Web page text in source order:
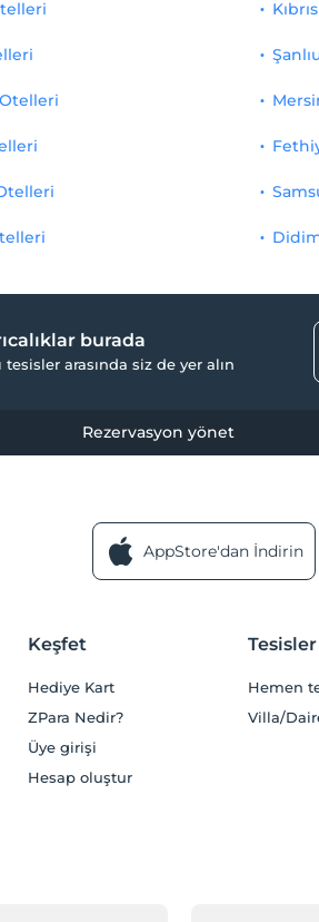
burada
tesisler arasında siz de yer alın
Rezervasyon yönet
AppStore'dan İndirin
Keşfet
Hediye Kart
ZPara Nedir?
Üye girişi
Hesap oluştur
Hemen
Villa/